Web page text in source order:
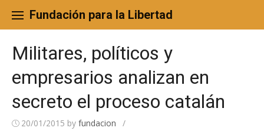
content
Fundación para la Libertad
Militares, políticos y
empresarios analizan en
secreto el proceso catalán
20/01/2015 by fundacion /